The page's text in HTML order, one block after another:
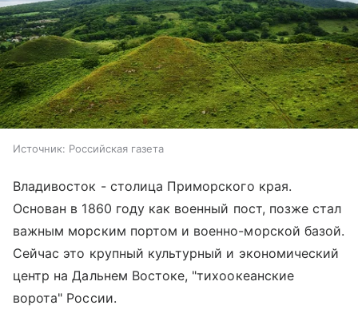
Источник: Российская газета
Владивосток - столица Приморского края.
Основан в 1860 году как военный пост, позже стал
важным морским портом и военно-морской базой.
Сейчас это крупный культурный и экономический
центр на Дальнем Востоке, "тихоокеанские
ворота" России.